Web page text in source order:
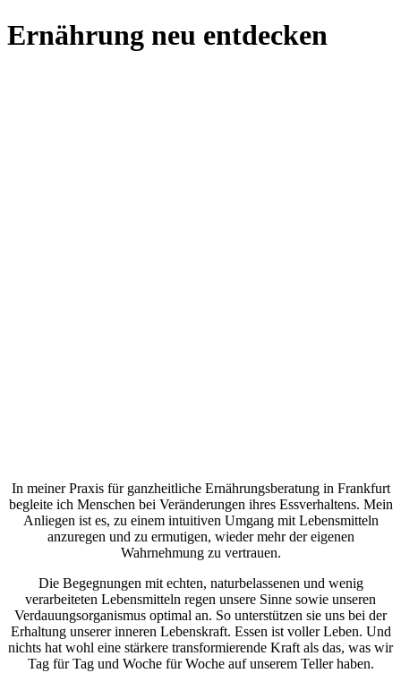
Ernährung neu entdecken
In meiner Praxis für ganzheitliche Ernährungsberatung in Frankfurt
begleite ich Menschen bei Veränderungen ihres Essverhaltens. Mein
Anliegen ist es, zu einem intuitiven Umgang mit Lebensmitteln
anzuregen und zu ermutigen, wieder mehr der eigenen
Wahrnehmung zu vertrauen.
Die Begegnungen mit echten, naturbelassenen und wenig
verarbeiteten Lebensmitteln regen unsere Sinne sowie unseren
Verdauungsorganismus optimal an. So unterstützen sie uns bei der
Erhaltung unserer inneren Lebenskraft. Essen ist voller Leben. Und
nichts hat wohl eine stärkere transformierende Kraft als das, was wir
Tag für Tag und Woche für Woche auf unserem Teller haben.